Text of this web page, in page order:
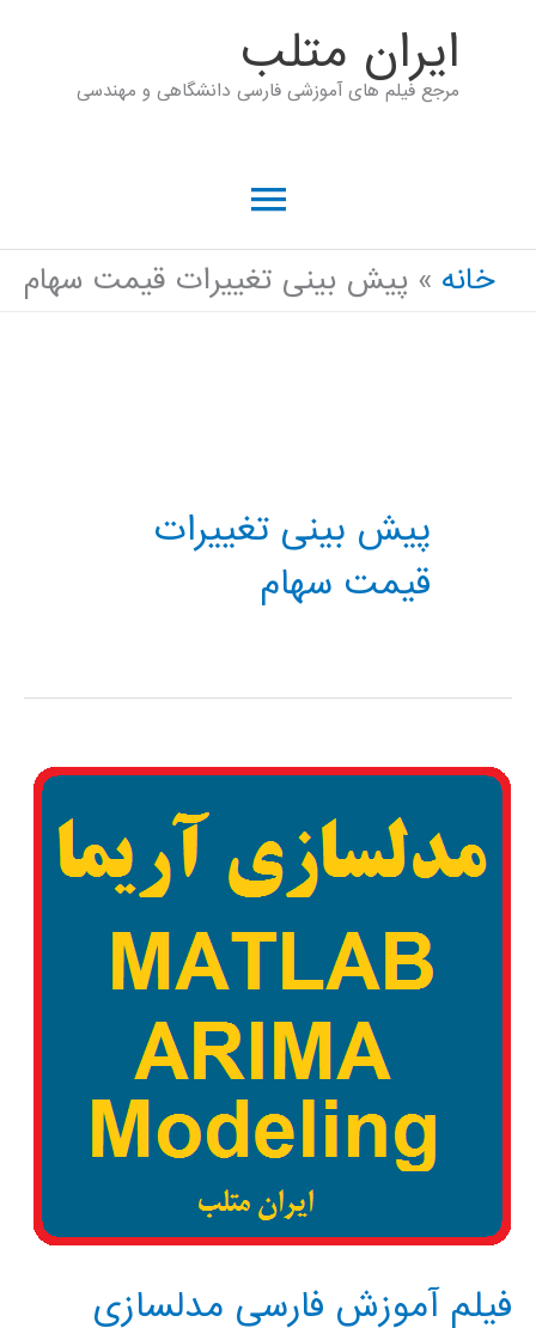
ايران متلب
مرجع فیلم های آموزشی فارسی دانشگاهی و مهندسی
فهرست
اصلی
خانه پیش بینی تغییرات قیمت سهام
پیش بینی تغییرات
قیمت سهام
فیلم آموزش فارسی مدلسازی